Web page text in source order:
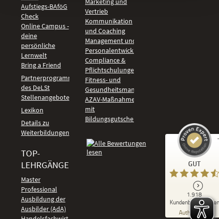
Aufstiegs-BAföG
Check
Online Campus -
deine
persönliche
Lernwelt
Bring a Friend
Partnerprogramm
des DeLSt
Stellenangebote
Lexikon
Details zu
Weiterbildungen
TOP-
LEHRGÄNGE
Master
Professional
Ausbildung der
Ausbilder (AdA)
Vertrieb
Kommunikation
und Coaching
Management und
Personalentwicklung
Compliance &
Pflichtschulungen
Fitness- und
Gesundheitsmanagement
AZAV-Maßnahmen
mit
Bildungsgutschein
GUT
1.918
Kundenbewertungen
Authentizität
Kundenbewertungen und Erfahrungen zu
DeLSt - Deutsches eLearning Studieninstitut
92
%
Empfehlungen auf
ProvenExpert.com